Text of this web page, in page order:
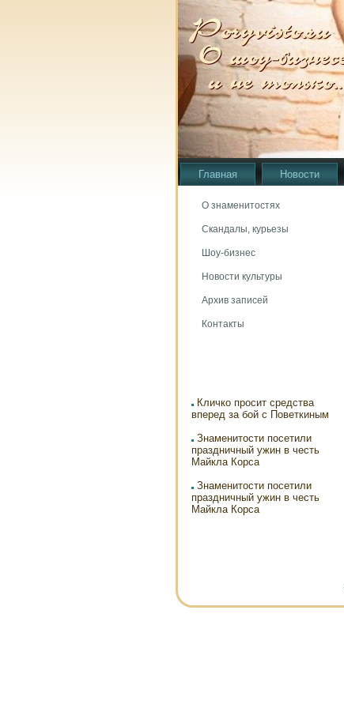
Главная Новости
О знаменитостях
Скандалы, курьезы
Шоу-бизнес
Новости культуры
Архив записей
Контакты
Кличко просит средства
вперед за бой с Поветкиным
Знаменитости посетили
праздничный ужин в честь
Майкла Корса
Знаменитости посетили
праздничный ужин в честь
Майкла Корса